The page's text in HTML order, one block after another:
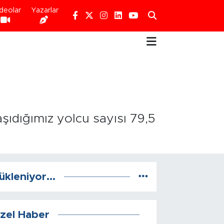
Yazarlar
yolcu sayısı 79,5
Haber